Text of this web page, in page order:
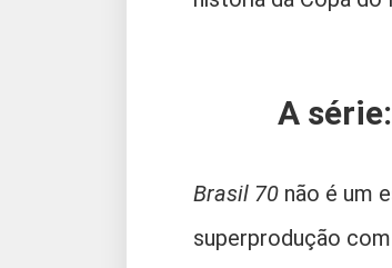
A
Brasil 70 não é um
superprodução